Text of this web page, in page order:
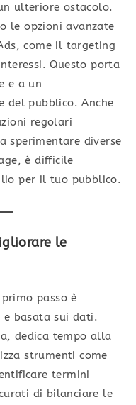
ulteriore ostacolo.
le opzioni avanzate
come il targeting
Questo porta
e a un
del pubblico. Anche
regolari
sperimentare diverse
è difficile
per il tuo pubblico.
le
passo è
basata sui dati.
dedica tempo alla
strumenti come
termini
di bilanciare le